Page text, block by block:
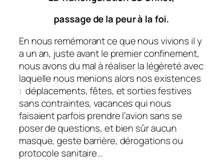
passage de la peur à la foi.
En nous remémorant ce que nous vivions il y
a un an, juste avant le premier confinement,
nous avons du mal à réaliser la légèreté avec
laquelle nous menions alors nos existences
: déplacements, fêtes, et sorties festives
sans contraintes, vacances qui nous
faisaient parfois prendre l’avion sans se
poser de questions, et bien sûr aucun
masque, geste barrière, dérogations ou
protocole sanitaire…